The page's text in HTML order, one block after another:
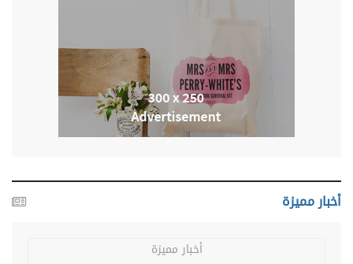
أخبار مميزة
أخبار مميزة